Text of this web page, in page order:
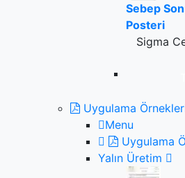
Sebep
Posteri
Sigma
Uygulama
Menu
Uygulama
Yalın Üretim